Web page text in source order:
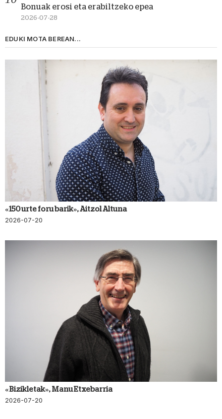
Bonuak erosi eta erabiltzeko epea
2026-07-28
EDUKI MOTA BEREAN...
«150 urte foru barik», Aitzol Altuna
2026-07-20
«Bizikletak», Manu Etxebarria
2026-07-20